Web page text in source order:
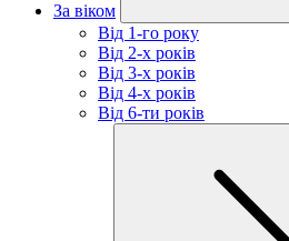
За віком
Від 1-го року
Від 2-х років
Від 3-х років
Від 4-х років
Від 6-ти років